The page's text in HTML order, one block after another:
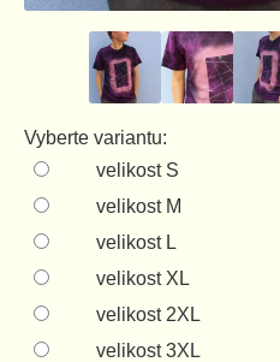
Vyberte variantu:
velikost S
velikost M
velikost L
velikost XL
velikost 2XL
velikost 3XL